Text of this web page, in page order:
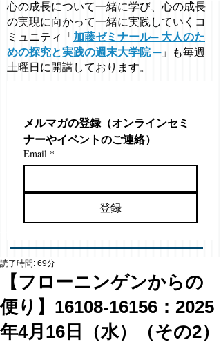
心の成長について一緒に学び、心の成長
の実現に向かって一緒に実践していくコ
ミュニティ「 加藤ゼミナール─ 大人のた
めの探究と実践の週末大学院 ─」も毎週
土曜日に開講しております。
メルマガの登録（オンラインセミ
ナーやイベントのご連絡）
Email *
登録
【フローニンゲンからの
便り】16108-16156：2025
年4月16日（水）（その2）
読了時間: 69分